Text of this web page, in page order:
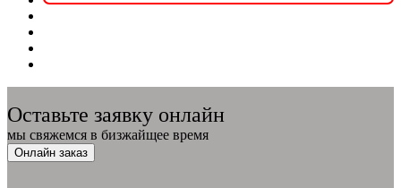
Оставьте заявку онлайн
мы свяжемся в бизжайщее время
Онлайн заказ